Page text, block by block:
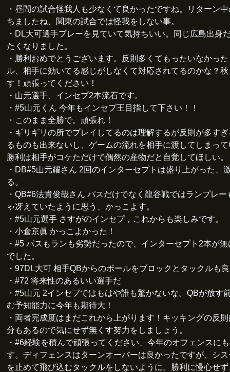
・昼間の試合怪我人も少なくて良かったですね。リターン
ちましたね、関東の試合では怪我をしない事。
・DL大可選手プレーを見ていて気持ちいい。同じ広島出身
たくなりました。
・勝利おめでとうございます。反則多くてもったいなかっ
ル、相手に効いてる感じがしなくて対応されてるのかな？
す！頑張ってください！
・山元選手、インセプ2本流石です。
・#5山元くん 今年もインセプ王目指して下さい！！
・このまま全勝で。頑張れ！
・ギリギリの所でプレイしてるのは理解するが反則が多す
るものも出来ないし、ゲームの流れを相手に渡してしまっ
勝利は相手がコケただけで偶然の産物だと自覚してほしい。
・DB#5山元耀さん 2回のインターセプトは盛り上がった、
る。
・QB#6法貴俊哉さん パスだけでなく龍谷戦ではランプレー
ゃ冴えていたように思う、かっこよす。
・#5山元選手 さすがのインセプ，これからも楽しみです。
・小倉京眞 かっこよかった！
・#5 パスもランも劣勢だったので、インターセプト2本が
でした。
・97DL大可 相手QBからのボールをブロックとタックルも
・#72 将来性のあるいい選手だ
・#5山元 2インセプではもはや誰も驚かないな。QBが放す
む予知能力に今年も期待大！
・両者完成度はまだこれから上がります！キッキングの反
分もあるので気にせず無くす努力をしましょう。
・#6経験を積んで頑張ってください、今年のオフェンスに
す。ディフェンスはターンオーバーは良かったですが、シ
を止めて飛び込むタックルをしないように。勝利に慢心せ